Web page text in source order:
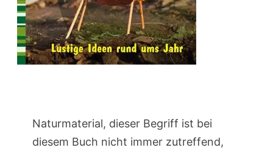
Naturmaterial, dieser Begriff ist bei
diesem Buch nicht immer zutreffend,